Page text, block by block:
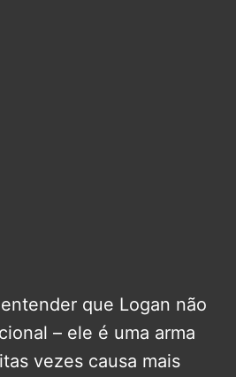
entender que Logan não
– ele é uma arma
vezes causa mais